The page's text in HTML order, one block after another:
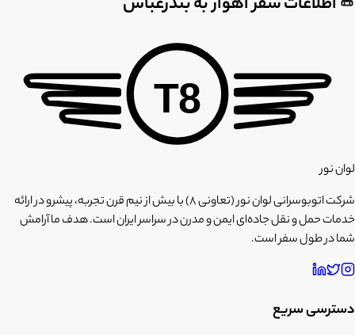
T8
لوان نور
شرکت اتوبوسرانی لوان نور (تعاونی ۸) با بیش از نیم قرن تجربه، پیشرو در ارائه
خدمات حمل و نقل جاده‌ای ایمن و مدرن در سراسر ایران است. هدف ما آرامش
شما در طول سفر است.
دسترسی سریع